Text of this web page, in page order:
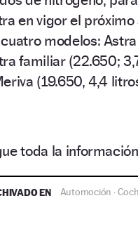
en vigor el
modelos:
familiar (22.650;
(19.650, 4,4
toda la
EN Automoción ·